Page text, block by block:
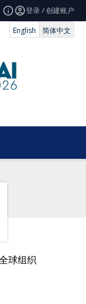
登录 / 创建账户
English
简体中文
球组织